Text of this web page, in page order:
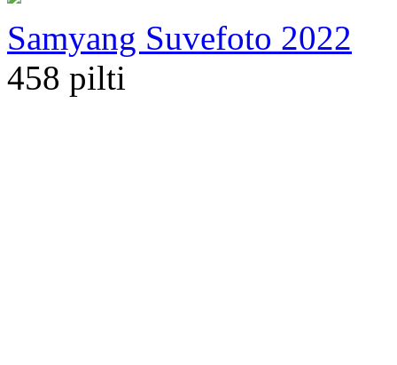
Samyang Suvefoto 2022
458 pilti